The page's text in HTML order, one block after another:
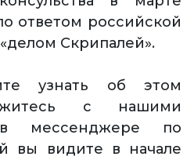
ответом российской
Скрипалей».
узнать об этом
с нашими
в мессенджере по
вы видите в начале